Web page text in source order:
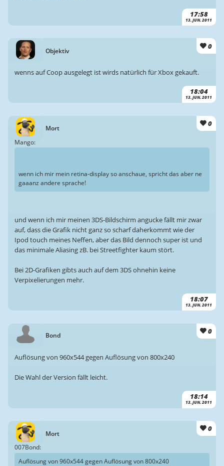
17:58
13. JUN. 2011
Objektiv
0
18:04
13. JUN. 2011
wenns auf Coop ausgelegt ist wirds natürlich für Xbox gekauft.
Mort
0
18:07
13. JUN. 2011
Mango:
wenn ich mir mein retina-display so anschaue, spricht das aber ne
gaaanz andere sprache!
und wenn ich mir meinen 3DS-Bildschirm angucke fällt mir zwar
auf, dass die Grafik nicht ganz so scharf daherkommt wie der
Ipod touch meines Neffen, aber das Bild dennoch super ist und
das minimale Aliasing zB. bei Streetfighter kaum stört.
Bei 2D-Grafiken gibts auch auf dem 3DS ohnehin keine
Verpixelierungen mehr.
Bond 0
18:14
13. JUN. 2011
Auflösung von 960x544 gegen Auflösung von 800x240
Die Wahl der Version fällt leicht.
Mort
0
007Bond:
Auflösung von 960x544 gegen Auflösung von 800x240